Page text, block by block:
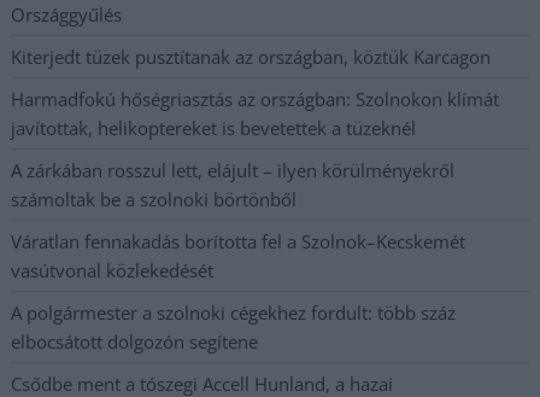
Országgyűlés
Kiterjedt tüzek pusztítanak az országban, köztük Karcagon
Harmadfokú hőségriasztás az országban: Szolnokon klímát
javítottak, helikoptereket is bevetettek a tüzeknél
A zárkában rosszul lett, elájult – ilyen körülményekről
számoltak be a szolnoki börtönből
Váratlan fennakadás borította fel a Szolnok–Kecskemét
vasútvonal közlekedését
A polgármester a szolnoki cégekhez fordult: több száz
elbocsátott dolgozón segítene
Csődbe ment a tószegi Accell Hunland, a hazai